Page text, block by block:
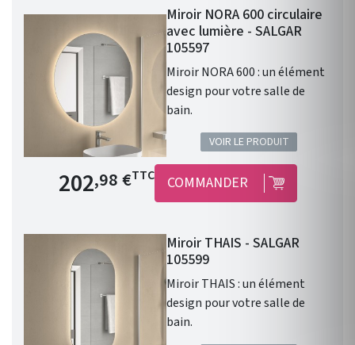
Miroir NORA 600 circulaire
avec lumière - SALGAR
105597
Miroir NORA 600 : un élément
design pour votre salle de
bain.
VOIR LE PRODUIT
Prix de base
202,98 €TTC COMMANDER
Miroir THAIS - SALGAR
105599
Miroir THAIS : un élément
design pour votre salle de
bain.